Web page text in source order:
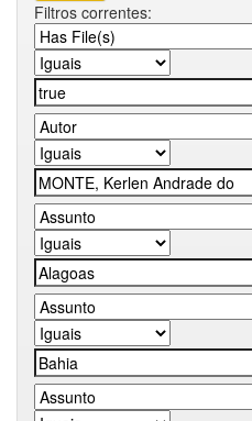
Filtros correntes: